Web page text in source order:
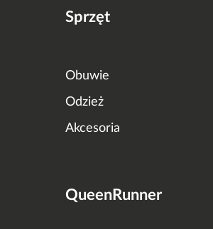
Sprzęt
Obuwie
Odzież
Akcesoria
QueenRunner